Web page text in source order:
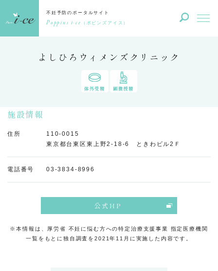
不妊予防のポータルサイト
Poppins i-ce （ポピンズアイス）
よしひろウィメンズクリニック
体外受精 顕微授精
施設情報
住所
110-0015
東京都台東区東上野2-18-6 ときわビル2Ｆ
電話番号 03-3834-8996
公式HP
※本情報は、厚労省 不妊に悩む方への特定治療支援事業 指定医療機関
一覧をもとに独自調査を2021年11月に実施した内容です。